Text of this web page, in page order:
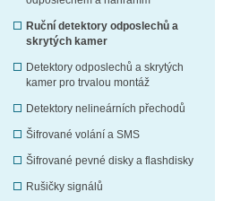
Ruční detektory odposlechů a
skrytých kamer
Detektory odposlechů a skrytých
kamer pro trvalou montáž
Detektory nelineárních přechodů
Šifrované volání a SMS
Šifrované pevné disky a flashdisky
Rušičky signálů